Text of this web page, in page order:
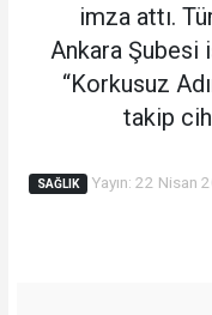
imza attı.
Ankara Şubesi
“Korkusuz
takip
SAĞLIK Yayın: 22 Nisan